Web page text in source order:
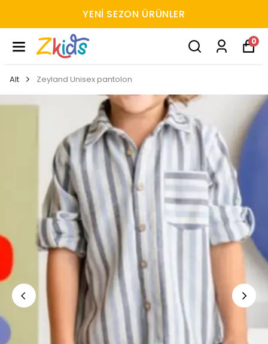
YENI SEZON ÜRÜNLER
0
Alt Zeyland Unisex pantolon